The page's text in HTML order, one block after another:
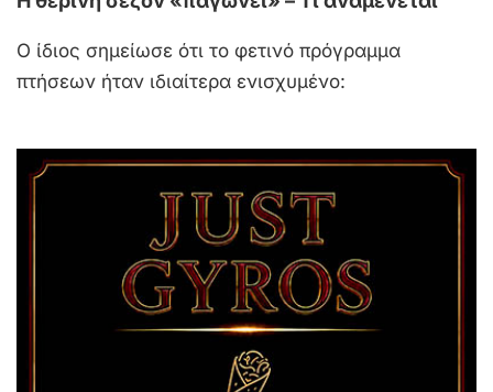
Ο ίδιος σημείωσε ότι το φετινό πρόγραμμα
πτήσεων ήταν ιδιαίτερα ενισχυμένο: